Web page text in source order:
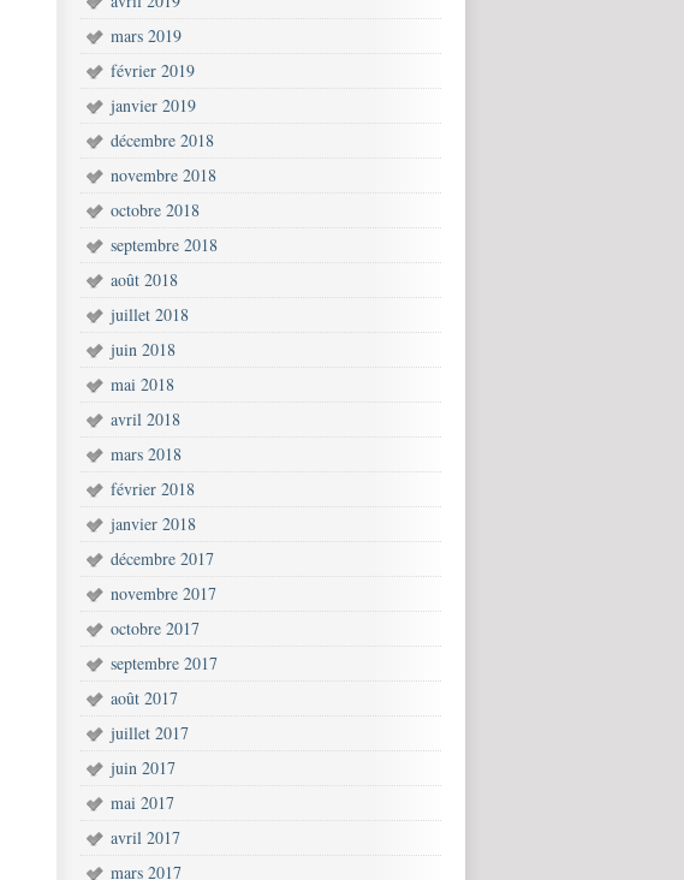
mars 2019
février 2019
janvier 2019
décembre 2018
novembre 2018
octobre 2018
septembre 2018
août 2018
juillet 2018
juin 2018
mai 2018
avril 2018
mars 2018
février 2018
janvier 2018
décembre 2017
novembre 2017
octobre 2017
septembre 2017
août 2017
juillet 2017
juin 2017
mai 2017
avril 2017
mars 2017